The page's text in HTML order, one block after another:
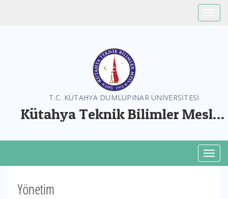
T.C. KÜTAHYA DUMLUPINAR ÜNİVERSİTESİ
Kütahya Teknik Bilimler Meslek
Yönetim